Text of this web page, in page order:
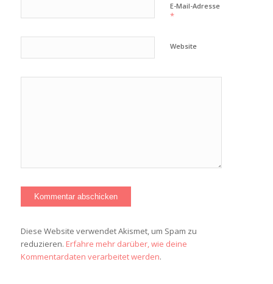
E-Mail-Adresse
*
Website
Diese Website verwendet Akismet, um Spam zu
reduzieren. Erfahre mehr darüber, wie deine
Kommentardaten verarbeitet werden.